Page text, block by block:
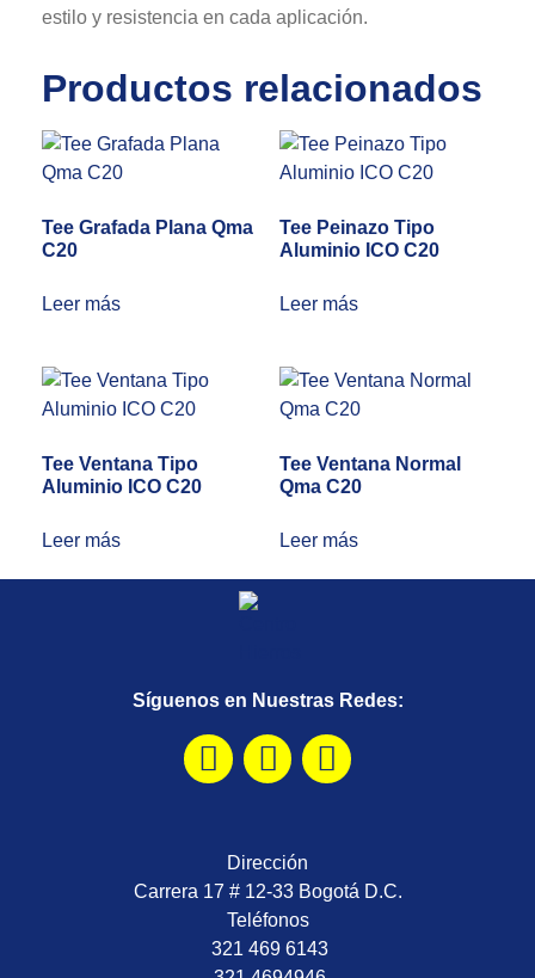
estilo y resistencia en cada aplicación.
Productos relacionados
Tee Grafada Plana Qma
C20
Leer más
Tee Peinazo Tipo
Aluminio ICO C20
Leer más
Tee Ventana Tipo
Aluminio ICO C20
Leer más
Tee Ventana Normal
Qma C20
Leer más
Síguenos en Nuestras Redes:
Dirección
Carrera 17 # 12-33 Bogotá D.C.
Teléfonos
321 469 6143